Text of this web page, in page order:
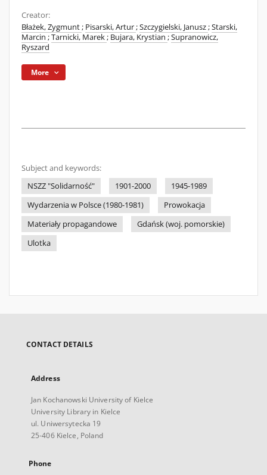
Creator:
Błażek, Zygmunt; Pisarski, Artur;Szczygielski, Janusz;Starski,
Marcin ;Tarnicki, Marek; Bujara, Krystian ;Supranowicz,
Ryszard
More
Subject and keywords:
NSZZ "Solidarność"
1901-2000
1945-1989
Wydarzenia w Polsce (1980-1981)
Prowokacja
Materiały propagandowe
Gdańsk (woj. pomorskie)
Ulotka
CONTACT DETAILS
Address
Jan Kochanowski University of Kielce
University Library in Kielce
ul. Uniwersytecka 19
25-406 Kielce, Poland
Phone